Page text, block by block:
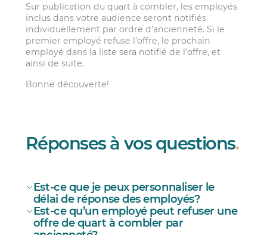
Sur publication du quart à combler, les employés
inclus dans votre audience seront notifiés
individuellement par ordre d’ancienneté. Si le
premier employé refuse l’offre, le prochain
employé dans la liste sera notifié de l’offre, et
ainsi de suite.
Bonne découverte!
Réponses à vos questions.
Est-ce que je peux personnaliser le
délai de réponse des employés?
Est-ce qu’un employé peut refuser une
offre de quart à combler par